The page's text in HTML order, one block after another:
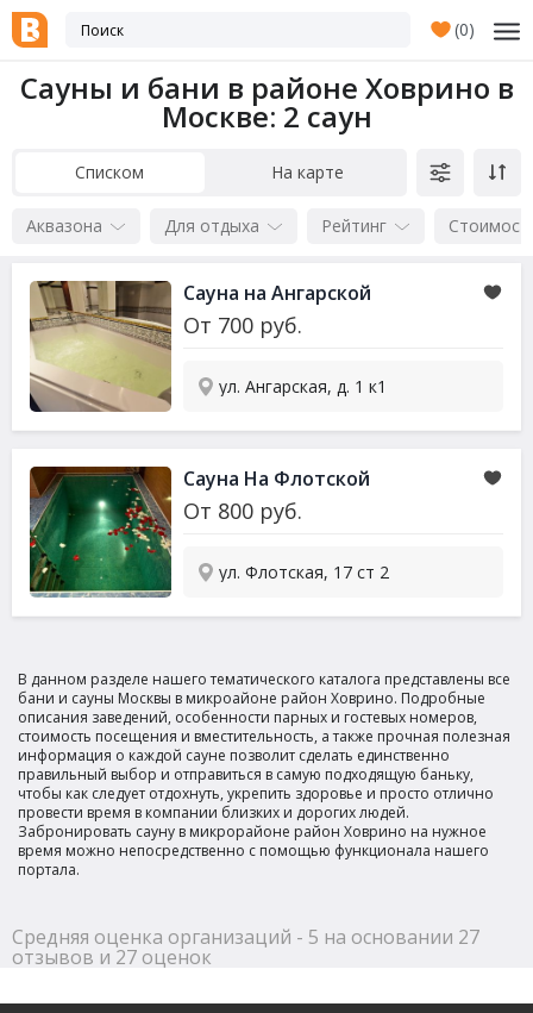
(0)
Сауны и бани в районе Ховрино в
Москве: 2 саун
Списком На карте
Аквазона Для отдыха Рейтинг
Сауна на Ангарской
От 700 руб.
ул. Ангарская, д. 1 к1
Сауна На Флотской
От 800 руб.
ул. Флотская, 17 ст 2
В данном разделе нашего тематического каталога представлены все
бани и сауны Москвы в микроайоне район Ховрино. Подробные
описания заведений, особенности парных и гостевых номеров,
стоимость посещения и вместительность, а также прочная полезная
информация о каждой сауне позволит сделать единственно
правильный выбор и отправиться в самую подходящую баньку,
чтобы как следует отдохнуть, укрепить здоровье и просто отлично
провести время в компании близких и дорогих людей.
Забронировать сауну в микрорайоне район Ховрино на нужное
время можно непосредственно с помощью функционала нашего
портала.
Средняя оценка организаций - 5 на основании 27
отзывов и 27 оценок